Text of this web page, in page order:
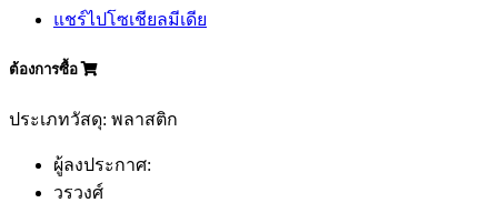
แชร์ไปโซเชียลมีเดีย
ต้องการซื้อ
ประเภทวัสดุ: พลาสติก
ผู้ลงประกาศ:
วรวงศ์